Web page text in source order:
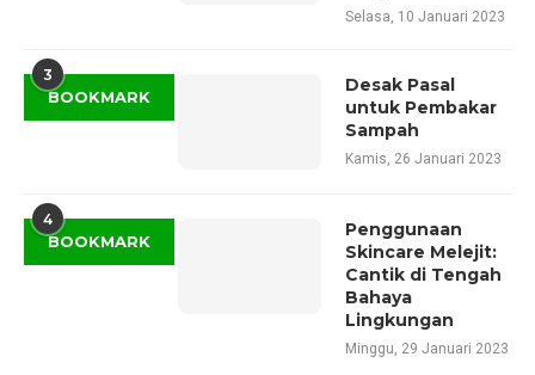
Selasa, 10 Januari 2023
3
BOOKMARK
Desak Pasal
untuk Pembakar
Sampah
Kamis, 26 Januari 2023
4
BOOKMARK
Penggunaan
Skincare Melejit:
Cantik di Tengah
Bahaya
Lingkungan
Minggu, 29 Januari 2023